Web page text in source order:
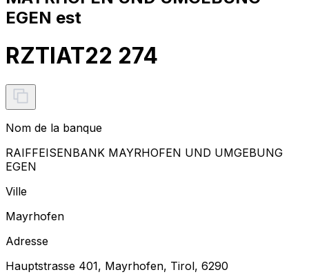
EGEN est
RZTIAT22 274
Nom de la banque
RAIFFEISENBANK MAYRHOFEN UND UMGEBUNG
EGEN
Ville
Mayrhofen
Adresse
Hauptstrasse 401, Mayrhofen, Tirol, 6290